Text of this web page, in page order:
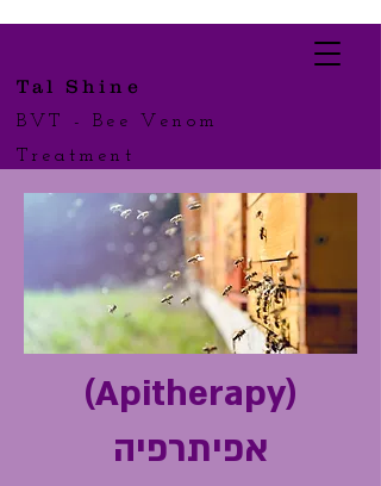
Tal Shine
BVT - Bee Venom
Treatment
(Apitherapy)
אפיתרפיה